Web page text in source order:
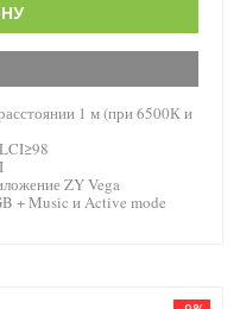
1 м (при 6500К и
ZY Vega
+ Music и Active mode